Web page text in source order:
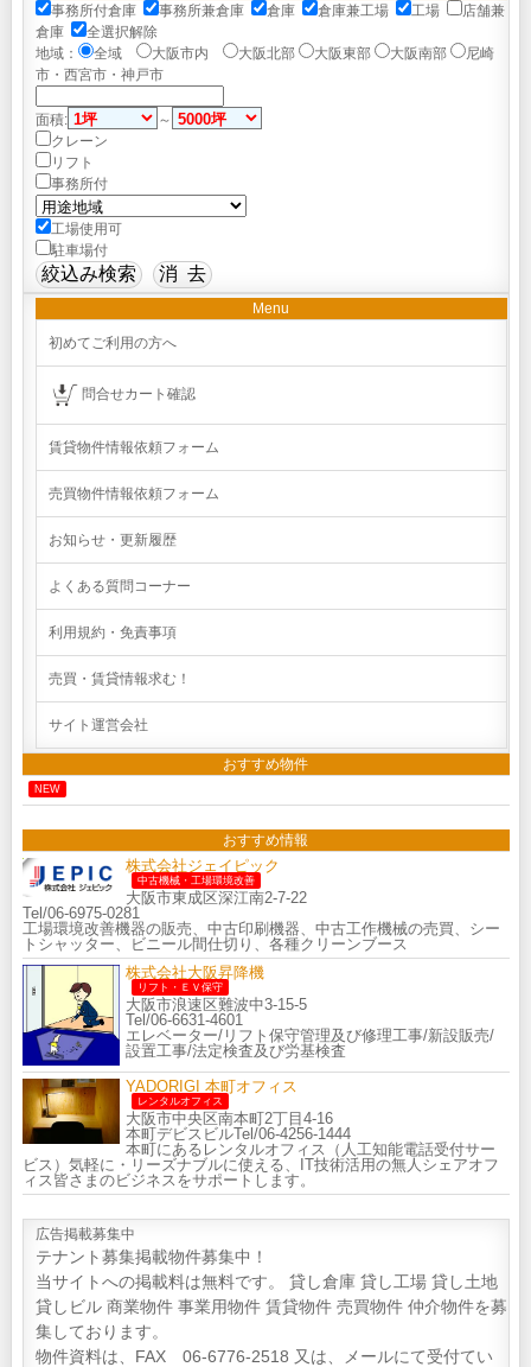
事務所付倉庫
事務所兼倉庫 倉庫 倉庫兼工場 工場
店舗兼
倉庫
全選択解除
地域：
全域 大阪市内 大阪北部 大阪東部 大阪南部
尼崎
市・西宮市・神戸市
面積:
～
クレーン
リフト
事務所付
工場使用可
駐車場付
Menu
初めてご利用の方へ
問合せカート確認
賃貸物件情報依頼フォーム
売買物件情報依頼フォーム
お知らせ・更新履歴
よくある質問コーナー
利用規約・免責事項
売買・賃貸情報求む！
サイト運営会社
おすすめ物件
NEW
おすすめ情報
株式会社ジェイピック
中古機械・工場環境改善
大阪市東成区深江南2-7-22
Tel/06-6975-0281
工場環境改善機器の販売、中古印刷機器、中古工作機械の売買、シー
トシャッター、ビニール間仕切り、各種クリーンブース
株式会社大阪昇降機
リフト・ＥＶ保守
大阪市浪速区難波中3-15-5
Tel/06-6631-4601
エレベーター/リフト保守管理及び修理工事/新設販売/
設置工事/法定検査及び労基検査
YADORIGI 本町オフィス
レンタルオフィス
大阪市中央区南本町2丁目4-16
本町デビスビルTel/06-4256-1444
本町にあるレンタルオフィス（人工知能電話受付サー
ビス）気軽に・リーズナブルに使える、IT技術活用の無人シェアオフ
ィス皆さまのビジネスをサポートします。
広告掲載募集中
テナント募集掲載物件募集中！
当サイトへの掲載料は無料です。 貸し倉庫 貸し工場 貸し土地
貸しビル 商業物件 事業用物件 賃貸物件 売買物件 仲介物件を募
集しております。
物件資料は、FAX 06-6776-2518 又は、メールにて受付てい